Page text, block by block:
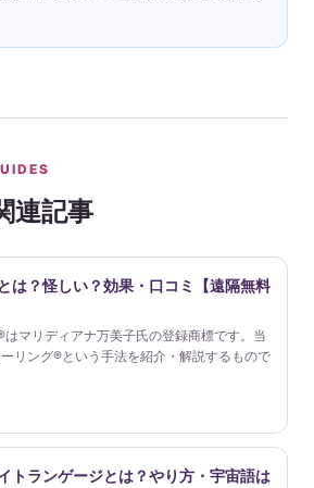
連記事
は？怪しい？効果・口コミ【遠隔無料
マリディアナ万美子氏の登録商標です。当
リング®という手法を紹介・解説するもので
トランゲージとは？やり方・宇宙語は